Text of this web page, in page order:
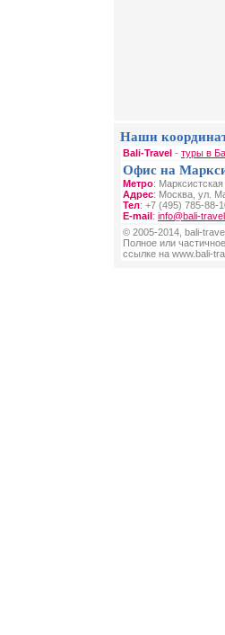
Наши
Bali-Travel - туры в
Офис на
Метро:
Адрес: Москва, ул.
Тел: +7 (495) 785-88-
E-mail: info@bali-
© 2005-2014, bali-
Полное или
ссылке на www.bali-